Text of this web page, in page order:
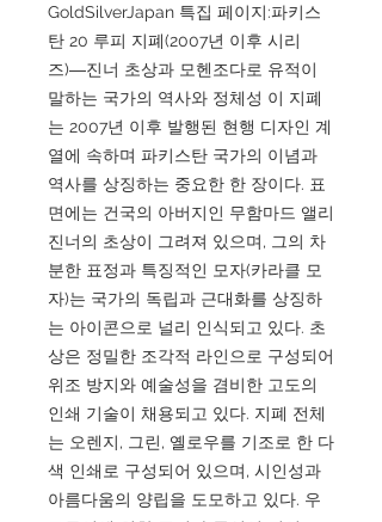
GoldSilverJapan 특집 페이지:파키스
탄 20 루피 지폐(2007년 이후 시리
즈)―진너 초상과 모헨조다로 유적이
말하는 국가의 역사와 정체성 이 지폐
는 2007년 이후 발행된 현행 디자인 계
열에 속하며 파키스탄 국가의 이념과
역사를 상징하는 중요한 한 장이다. 표
면에는 건국의 아버지인 무함마드 앨리
진너의 초상이 그려져 있으며, 그의 차
분한 표정과 특징적인 모자(카라클 모
자)는 국가의 독립과 근대화를 상징하
는 아이콘으로 널리 인식되고 있다. 초
상은 정밀한 조각적 라인으로 구성되어
위조 방지와 예술성을 겸비한 고도의
인쇄 기술이 채용되고 있다. 지폐 전체
는 오렌지, 그린, 옐로우를 기조로 한 다
색 인쇄로 구성되어 있으며, 시인성과
아름다움의 양립을 도모하고 있다. 우